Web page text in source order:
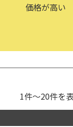
価格が高い
1件～20件を